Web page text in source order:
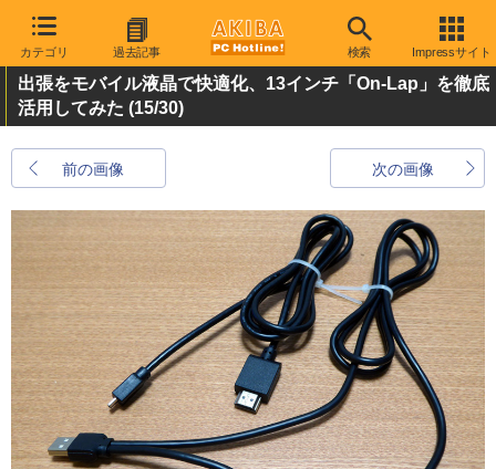
カテゴリ 過去記事 検索 Impressサイト
出張をモバイル液晶で快適化、13インチ「On-Lap」を徹底
活用してみた (15/30)
前の画像 次の画像